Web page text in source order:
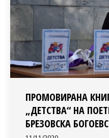
ПРОМОВИРАНА
„ДЕТСТВА“ НА
БРЕЗОВСКА